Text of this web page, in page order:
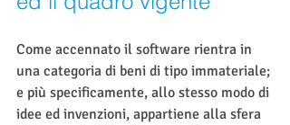
Come accennato il software rientra in
una categoria di beni di tipo immateriale;
e più specificamente, allo stesso modo di
idee ed invenzioni, appartiene alla sfera